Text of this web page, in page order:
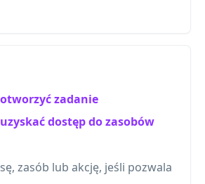
zadanie
dostęp do zasobów
zasób lub akcję, jeśli pozwala